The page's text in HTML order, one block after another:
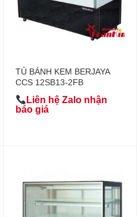
TỦ BÁNH KEM BERJAYA
CCS 12SB13-2FB
Liên hệ Zalo nhận
báo giá